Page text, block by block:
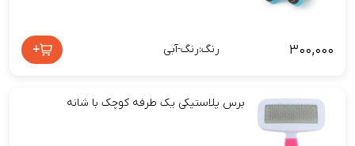
۳۰۰,۰۰۰ رنگ:رنگ-آبی +
برس پلاستیکی یک طرفه کوچک با شانه